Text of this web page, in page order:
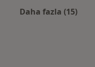
Daha fazla (15)